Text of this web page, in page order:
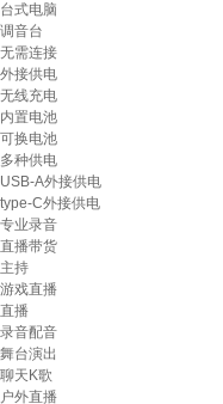
台式电脑
调音台
无需连接
外接供电
无线充电
内置电池
可换电池
多种供电
USB-A外接供电
type-C外接供电
专业录音
直播带货
主持
游戏直播
直播
录音配音
舞台演出
聊天K歌
户外直播